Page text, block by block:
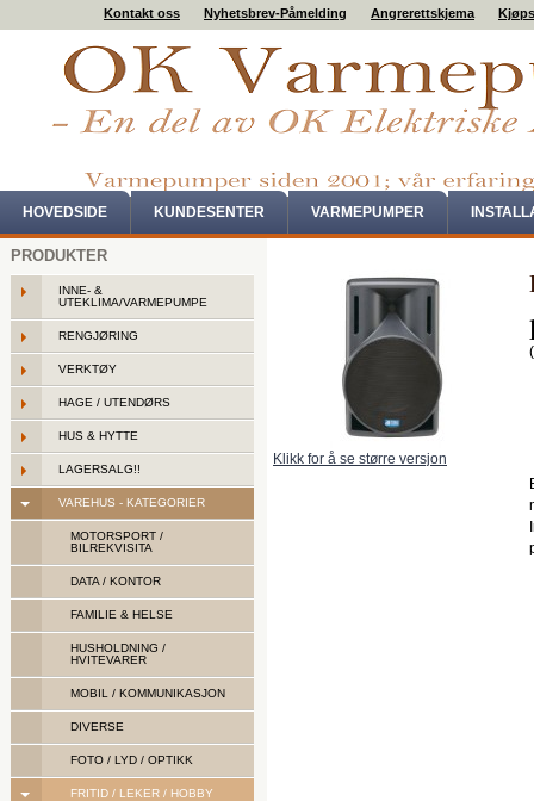
Kontakt oss Nyhetsbrev-Påmelding Angrerettskjema
HOVEDSIDE KUNDESENTER VARMEPUMPER
PRODUKTER
INNE- &
UTEKLIMA/VARMEPUMPE
RENGJØRING
VERKTØY
HAGE / UTENDØRS
HUS & HYTTE
LAGERSALG!!
VAREHUS - KATEGORIER
MOTORSPORT /
BILREKVISITA
DATA / KONTOR
FAMILIE & HELSE
HUSHOLDNING /
HVITEVARER
MOBIL / KOMMUNIKASJON
DIVERSE
FOTO / LYD / OPTIKK
FRITID / LEKER / HOBBY
Klikk for å se større versjon